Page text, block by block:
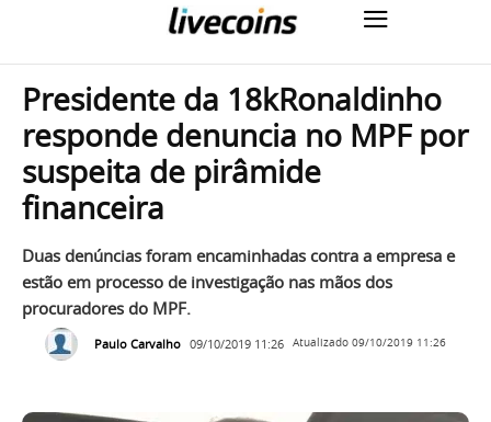
Presidente da 18kRonaldinho
responde denuncia no MPF por
suspeita de pirâmide
financeira
Duas denúncias foram encaminhadas contra a empresa e
estão em processo de investigação nas mãos dos
procuradores do MPF.
Paulo Carvalho 09/10/2019 11:26 Atualizado 09/10/2019 11:26